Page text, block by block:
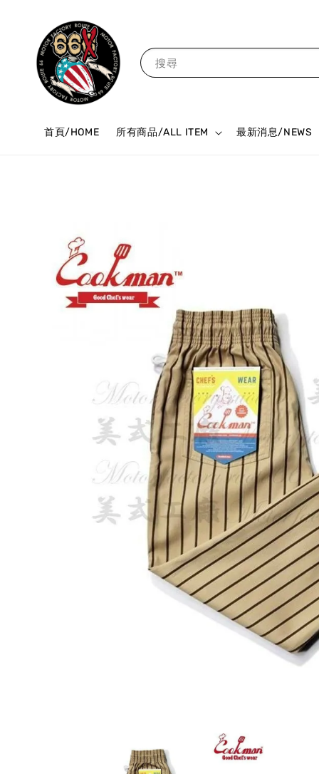
搜尋
首頁/HOME 所有商品/ALL ITEM 最新消息/NEWS